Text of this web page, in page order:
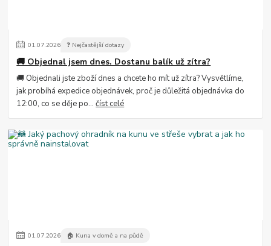
01.07.2026 ❓ Nejčastější dotazy
🚚 Objednal jsem dnes. Dostanu balík už zítra?
🚚 Objednali jste zboží dnes a chcete ho mít už zítra? Vysvětlíme,
jak probíhá expedice objednávek, proč je důležitá objednávka do
12:00, co se děje po...číst celé
01.07.2026 🏠 Kuna v domě a na půdě